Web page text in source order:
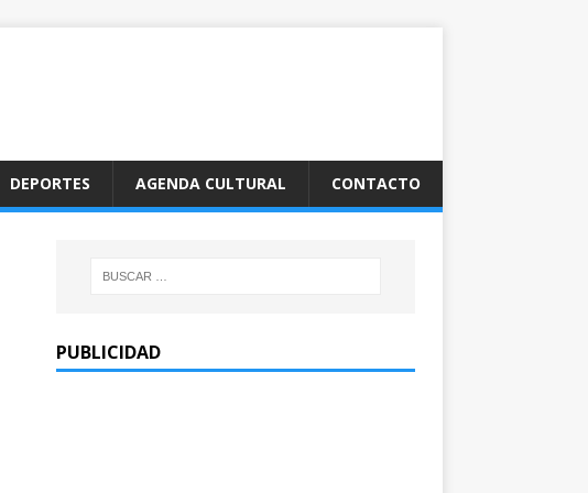
DEPORTES AGENDA CULTURAL CONTACTO
PUBLICIDAD